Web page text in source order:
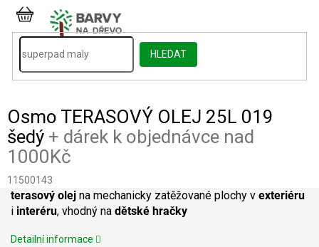
Přejít
obsah
HLEDAT
NÁKUPNÍ
KOŠÍK
Osmo TERASOVÝ OLEJ 25L 019
šedý + dárek k objednávce nad
1000Kč
11500143
terasový olej na mechanicky zatěžované plochy v exteriéru
i interéru, vhodný na dětské hračky
Detailní informace